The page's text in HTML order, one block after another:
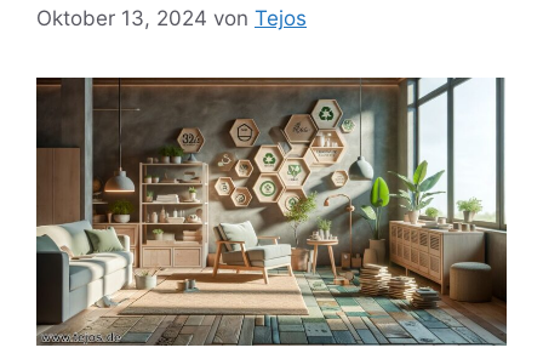
Oktober 13, 2024 von Tejos